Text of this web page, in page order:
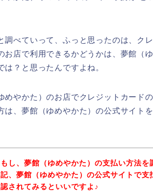
調べていって、ふっと思ったのは、ク
お店で利用できるかどうかは、夢館（
は？と思ったんですよね。
めやかた）のお店でクレジットカード
は、夢館（ゆめやかた）の公式サイト
もし、夢館（ゆめやかた）の支払い方法を
記、夢館（ゆめやかた）の公式サイトで支
認されてみるといいですよ♪